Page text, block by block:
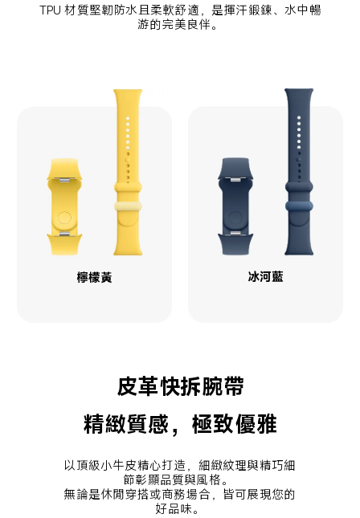
TPU 材質堅韌防水且柔軟舒適，是揮汗鍛鍊、水中暢
游的完美良伴。
冰河藍
檸檬黃
皮革快拆腕帶
精緻質感，極致優雅
以頂級小牛皮精心打造，細緻紋理與精巧細
節彰顯品質與風格。
無論是休閒穿搭或商務場合，皆可展現您的
好品味。